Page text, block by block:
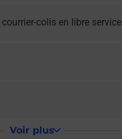
colis en libre service
Voir plus